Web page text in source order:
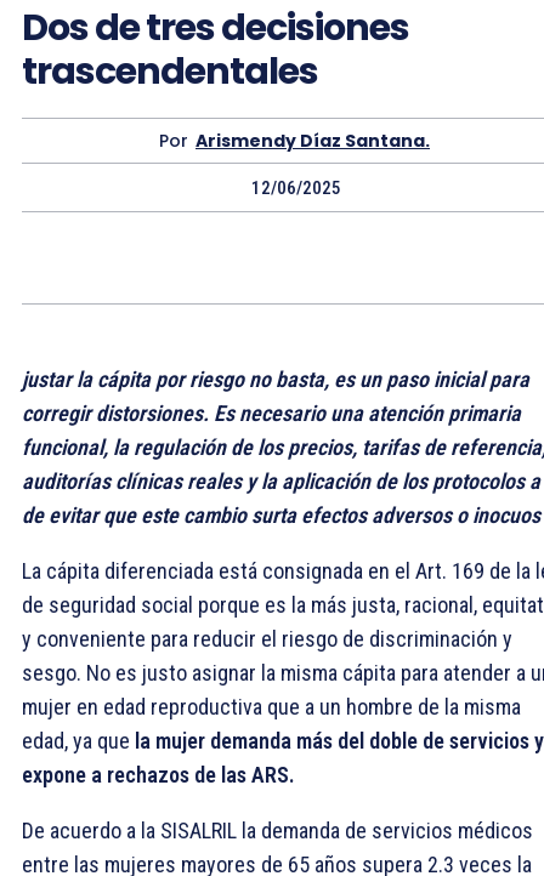
Dos de tres decisiones
trascendentales
Por Arismendy Díaz Santana.
12/06/2025
justar la cápita por riesgo no basta, es un paso inicial para
corregir distorsiones. Es necesario una atención primaria
funcional, la regulación de los precios, tarifas de
auditorías clínicas reales y la aplicación de los protocolos
de evitar que este cambio surta efectos adversos o inocuos
La cápita diferenciada está consignada en el Art. 169 de la
de seguridad social porque es la más justa, racional,
y conveniente para reducir el riesgo de discriminación y
sesgo. No es justo asignar la misma cápita para atender a
mujer en edad reproductiva que a un hombre de la misma
edad, ya que la mujer demanda más del doble de servicios
expone a rechazos de las ARS.
De acuerdo a la SISALRIL la demanda de servicios médicos
entre las mujeres mayores de 65 años supera 2.3 veces la